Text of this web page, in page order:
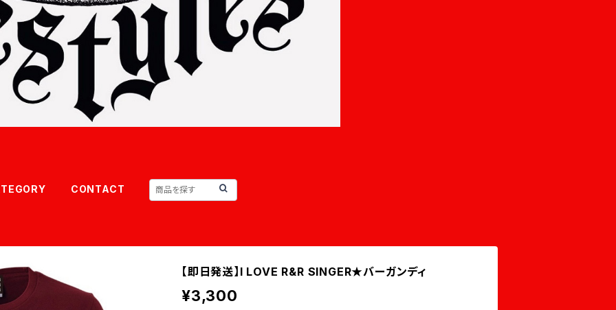
CONTACT
【即日発送】I LOVE R&R SINGER★バーガンディ
¥3,300